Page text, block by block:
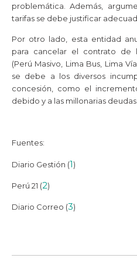
problemática. Además,
tarifas se debe justificar
Por otro lado, esta entidad
para cancelar el contrato de
(Perú Masivo, Lima Bus, Lima
se debe a los diversos
concesión, como el
debido y a las millonarias
Fuentes:
Diario Gestión (1)
Perú 21 (2)
Diario Correo (3)